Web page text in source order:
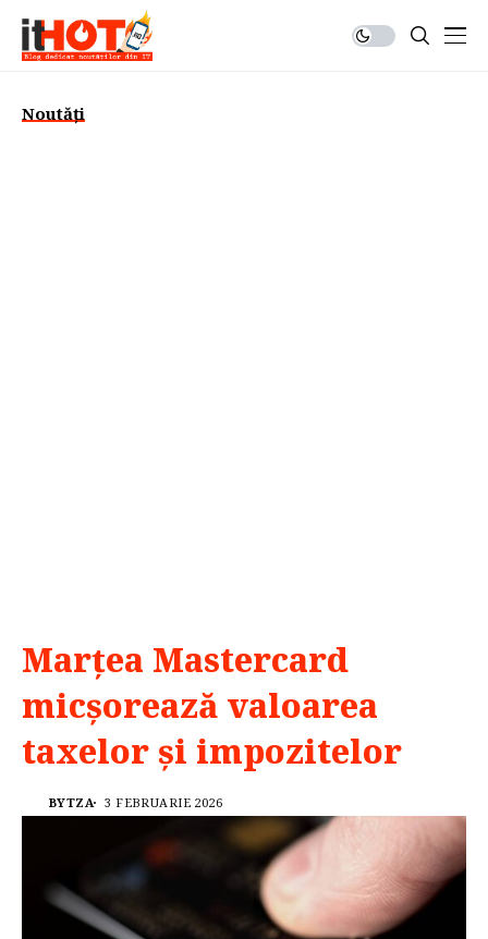
Noutăți
Marțea Mastercard
micșorează valoarea
taxelor și impozitelor
BYTZA 3 FEBRUARIE 2026